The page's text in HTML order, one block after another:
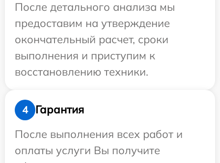
После детального анализа мы
предоставим на утверждение
окончательный расчет, сроки
выполнения и приступим к
восстановлению техники.
4
Гарантия
После выполнения всех работ и
оплаты услуги Вы получите